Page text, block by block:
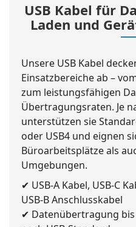
USB Kabel für
Laden und
Unsere USB Kabel
Einsatzbereiche ab –
zum leistungsfähigen
Übertragungsraten. Je
unterstützen sie
oder USB4 und eignen
Büroarbeitsplätze als
Umgebungen.
✔ USB-A Kabel, USB-C
USB-B Anschlusskabel
✔ Datenübertragung